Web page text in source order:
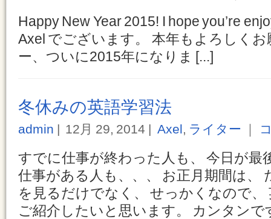
Happy New Year 2015! I hope you’re
Axel でございます。 本年もよろしく
ー、ついに2015年になりま [...]
冬休みの英語学習法
admin 12月 29, 2014 Axel, ライター ｜
すでに仕事が終わった人も、 今日が最
仕事がある人も、、、 お正月期間は、
を見るだけでなく、 せっかくなので、
ご紹介したいと思います。 カンタンで